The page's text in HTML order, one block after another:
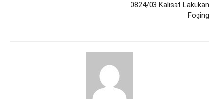
0824/03 Kalisat Lakukan
Foging